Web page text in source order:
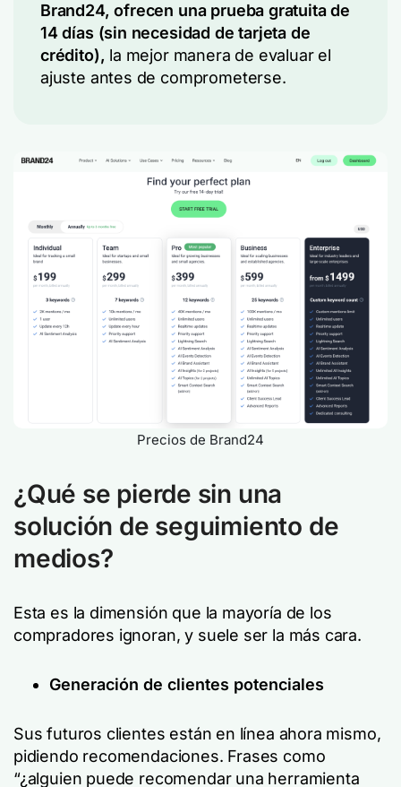
Brand24, ofrecen una prueba gratuita de
14 días (sin necesidad de tarjeta de
crédito), la mejor manera de evaluar el
ajuste antes de comprometerse.
Precios de Brand24
¿Qué se pierde sin una
solución de seguimiento de
medios?
Esta es la dimensión que la mayoría de los
compradores ignoran, y suele ser la más cara.
Generación de clientes potenciales
Sus futuros clientes están en línea ahora mismo,
pidiendo recomendaciones. Frases como
“¿alguien puede recomendar una herramienta